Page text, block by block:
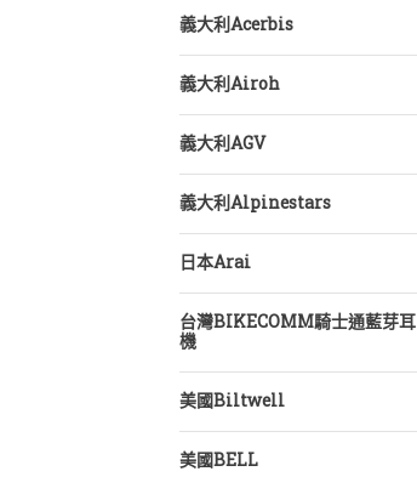
義大利Acerbis
義大利Airoh
義大利AGV
義大利Alpinestars
日本Arai
台灣BIKECOMM騎士通藍芽耳
機
美國Biltwell
美國BELL